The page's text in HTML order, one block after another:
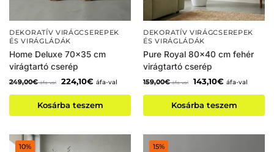
DEKORATÍV VIRÁGCSEREPEK
ÉS VIRÁGLÁDÁK
Home Deluxe 70×35 cm
virágtartó cserép
249,00€ áfa-val 224,10€ áfa-val
Kosárba teszem
DEKORATÍV VIRÁGCSEREPEK
ÉS VIRÁGLÁDÁK
Pure Royal 80×40 cm fehér
virágtartó cserép
159,00€ áfa-val 143,10€ áfa-val
Kosárba teszem
10% 15%